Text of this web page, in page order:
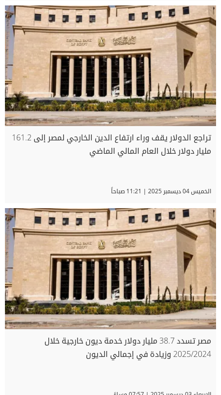
تراجع الدولار يقف وراء ارتفاع الدين الخارجي لمصر إلى 161.2
مليار دولار خلال العام المالي الماضي
الخميس 04 ديسمبر 2025 | 11:21 صباحاً
مصر تسدد 38.7 مليار دولار خدمة ديون خارجية خلال
2025/2024 وزيادة في إجمالي الديون